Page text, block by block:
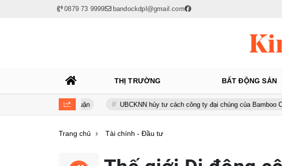
0879 73 9999 bandockdpl@gmail.com
THỊ TRƯỜNG BẤT ĐỘNG SẢN
UBCKNN hủy tư cách công ty đại chúng của Bamboo Capital và
Trang chủ Tài chính - Đầu tư